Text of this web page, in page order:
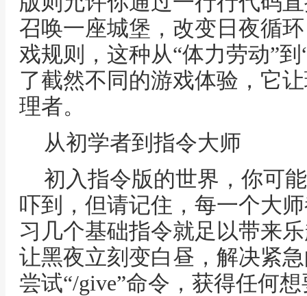
召唤一座城堡，改变日夜循
戏规则，这种从“体力劳动”
了截然不同的游戏体验，它
理者。
从初学者到指令大师
初入指令版的世界，你可
吓到，但请记住，每一个大
习几个基础指令就足以带来乐
让黑夜立刻变白昼，解决紧
尝试“/give”命令，获得任何